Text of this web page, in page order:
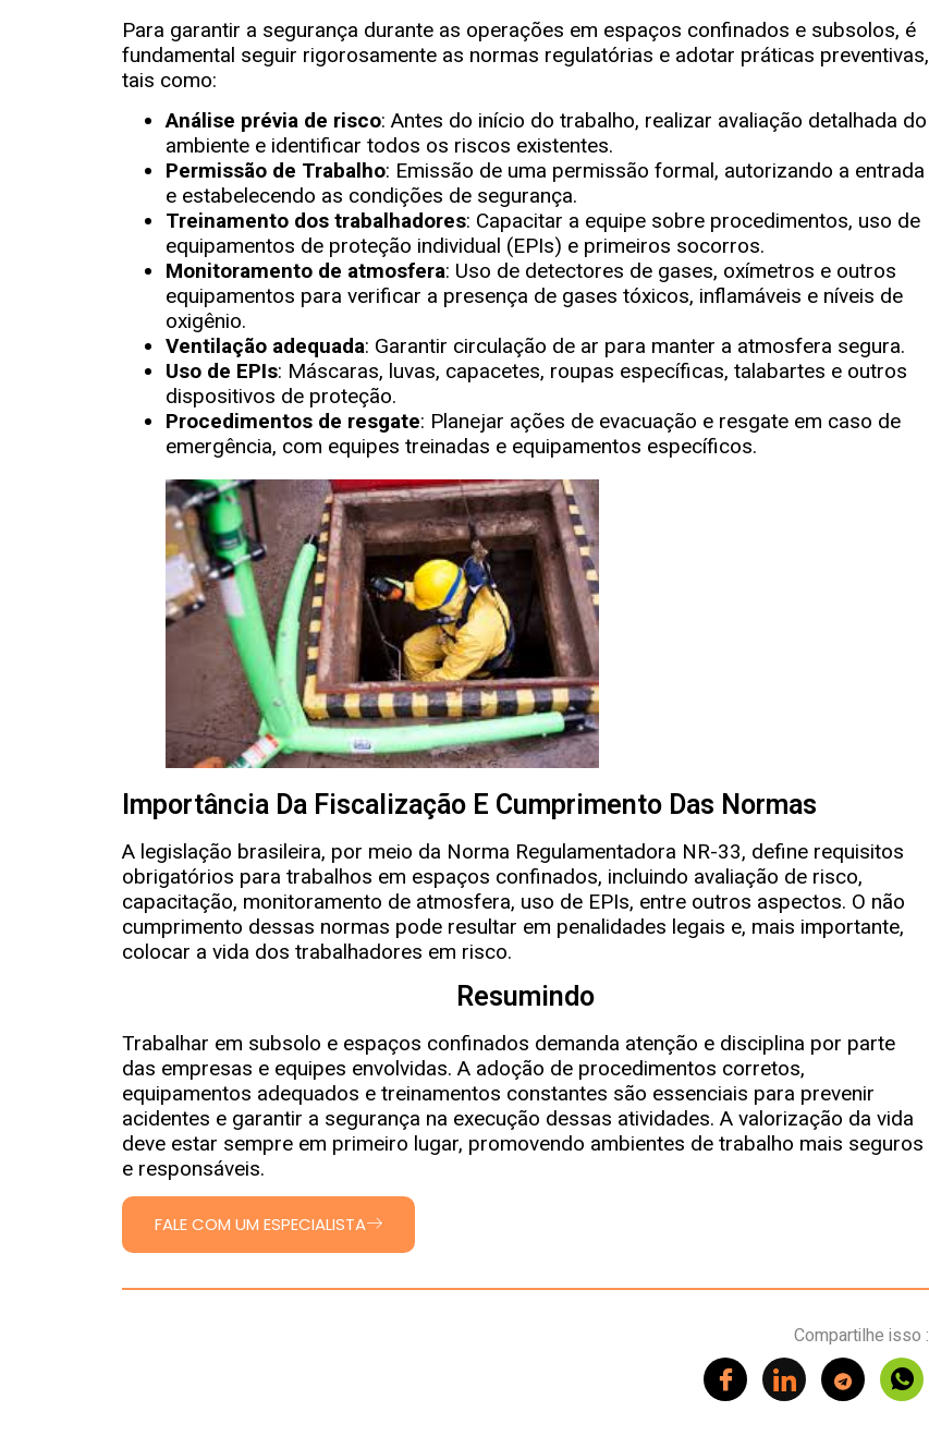
Para garantir a segurança durante as operações em espaços confinados e subsolos, é
fundamental seguir rigorosamente as normas regulatórias e adotar práticas preventivas,
tais como:
Análise prévia de risco: Antes do início do trabalho, realizar avaliação detalhada do
ambiente e identificar todos os riscos existentes.
Permissão de Trabalho: Emissão de uma permissão formal, autorizando a entrada
e estabelecendo as condições de segurança.
Treinamento dos trabalhadores: Capacitar a equipe sobre procedimentos, uso de
equipamentos de proteção individual (EPIs) e primeiros socorros.
Monitoramento de atmosfera: Uso de detectores de gases, oxímetros e outros
equipamentos para verificar a presença de gases tóxicos, inflamáveis e níveis de
oxigênio.
Ventilação adequada: Garantir circulação de ar para manter a atmosfera segura.
Uso de EPIs: Máscaras, luvas, capacetes, roupas específicas, talabartes e outros
dispositivos de proteção.
Procedimentos de resgate: Planejar ações de evacuação e resgate em caso de
emergência, com equipes treinadas e equipamentos específicos.
Importância Da Fiscalização E Cumprimento Das Normas
A legislação brasileira, por meio da Norma Regulamentadora NR-33, define requisitos
obrigatórios para trabalhos em espaços confinados, incluindo avaliação de risco,
capacitação, monitoramento de atmosfera, uso de EPIs, entre outros aspectos. O não
cumprimento dessas normas pode resultar em penalidades legais e, mais importante,
colocar a vida dos trabalhadores em risco.
Resumindo
Trabalhar em subsolo e espaços confinados demanda atenção e disciplina por parte
das empresas e equipes envolvidas. A adoção de procedimentos corretos,
equipamentos adequados e treinamentos constantes são essenciais para prevenir
acidentes e garantir a segurança na execução dessas atividades. A valorização da vida
deve estar sempre em primeiro lugar, promovendo ambientes de trabalho mais seguros
e responsáveis.
FALE COM UM ESPECIALISTA
Compartilhe isso :